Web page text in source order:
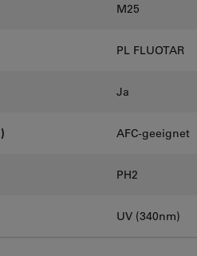
M25
PL FLUOTAR
Ja
AFC-geeignet
PH2
UV (340nm)